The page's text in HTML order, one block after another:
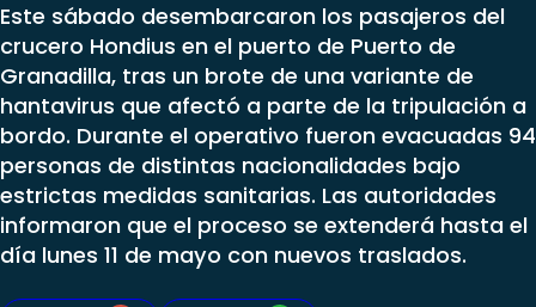
Este sábado desembarcaron los pasajeros del
crucero Hondius en el puerto de Puerto de
Granadilla, tras un brote de una variante de
hantavirus que afectó a parte de la tripulación a
bordo. Durante el operativo fueron evacuadas 94
personas de distintas nacionalidades bajo
estrictas medidas sanitarias. Las autoridades
informaron que el proceso se extenderá hasta el
día lunes 11 de mayo con nuevos traslados.